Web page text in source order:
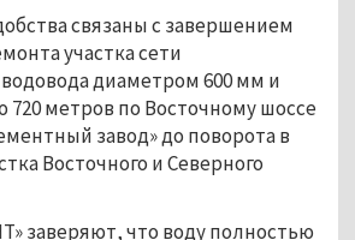
связаны с завершением
участка сети
диаметром 600 мм и
метров по Восточному шоссе
завод» до поворота в
Восточного и Северного
заверяют, что воду полностью